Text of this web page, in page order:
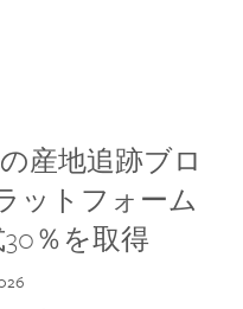
産地追跡ブロ
ットフォーム
30％を取得